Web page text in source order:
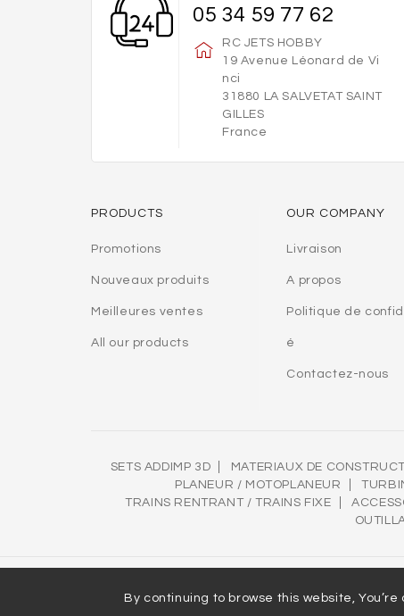
05 34 59 77 62
RC JETS HOBBY
19 Avenue Léonard de Vi
nci
31880 LA SALVETAT SAINT
GILLES
France
PRODUCTS
Promotions
Nouveaux produits
Meilleures ventes
All our products
OUR COMPANY
Livraison
A propos
Politique de
é
Contactez-nous
By continuing to browse this website,
SETS ADDIMP 3D MATERIAUX DE
PLANEUR / MOTOPLANEUR
TRAINS RENTRANT / TRAINS FIXE